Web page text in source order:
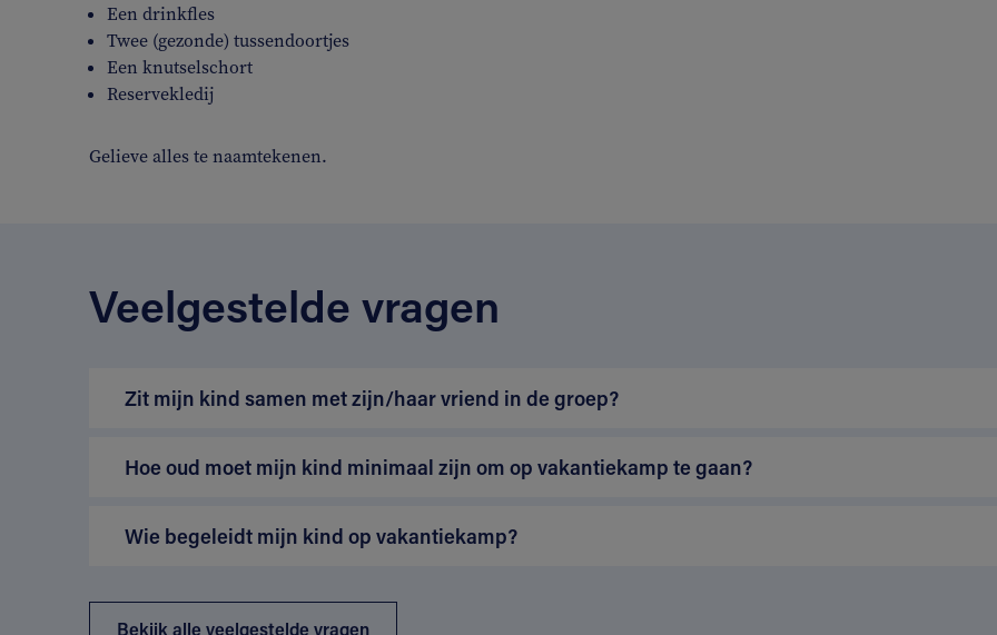
Een drinkfles
Twee (gezonde) tussendoortjes
Een knutselschort
Reservekledij
Gelieve alles te naamtekenen.
Veelgestelde vragen
Zit mijn kind samen met zijn/haar vriend in de groep?
Hoe oud moet mijn kind minimaal zijn om op vakantiekamp te gaan?
Wie begeleidt mijn kind op vakantiekamp?
Bekijk alle veelgestelde vragen